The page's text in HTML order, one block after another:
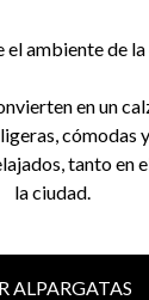
el ambiente de
en un
cómodas
tanto en
la ciudad.
ALPARGATAS